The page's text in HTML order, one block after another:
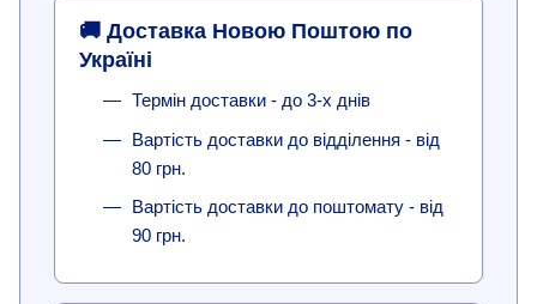
🚚 Доставка Новою Поштою по
Україні
Термін доставки - до 3-х днів
Вартість доставки до відділення - від
80 грн.
Вартість доставки до поштомату - від
90 грн.